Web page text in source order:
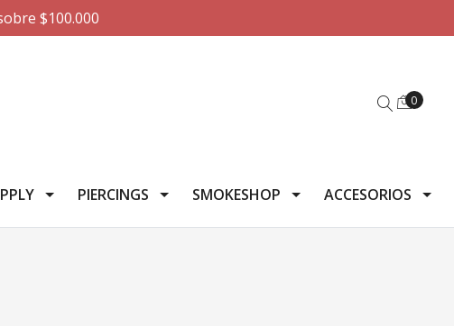
$100.000
0
PIERCINGS SMOKESHOP ACCESORIOS